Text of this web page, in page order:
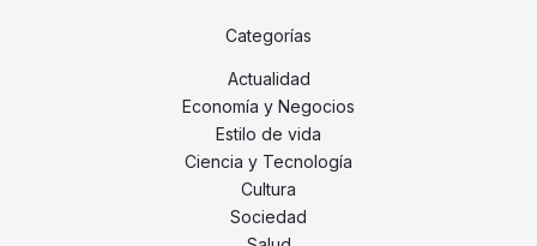
Categorías
Actualidad
Economía y Negocios
Estilo de vida
Ciencia y Tecnología
Cultura
Sociedad